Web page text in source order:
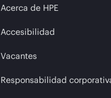
Acerca de HPE
Accesibilidad
Vacantes
Responsabilidad